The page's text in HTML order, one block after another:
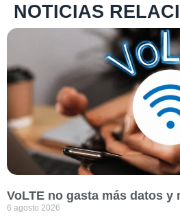
NOTICIAS
VoLTE no gasta más datos y
6 agosto 2026